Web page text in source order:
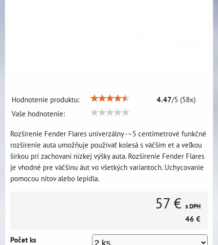
Hodnotenie produktu: 4.47/5 (58x)
Vaše hodnotenie:
Rozšírenie Fender Flares univerzálny -–5 centimetrové funkčné
rozšírenie auta umožňuje používať kolesá s väčším et a veľkou
šírkou pri zachovaní nízkej výšky auta. Rozšírenie Fender Flares
je vhodné pre väčšinu áut vo všetkých variantoch. Uchycovanie
pomocou nitov alebo lepidla.
57 € s DPH
46 €
Počet ks